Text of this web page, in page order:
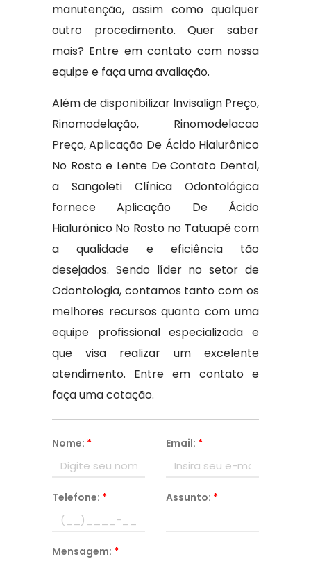
manutenção, assim como qualquer
outro procedimento. Quer saber
mais? Entre em contato com nossa
equipe e faça uma avaliação.
Além de disponibilizar Invisalign Preço,
Rinomodelação, Rinomodelacao
Preço, Aplicação De Ácido Hialurônico
No Rosto e Lente De Contato Dental,
a Sangoleti Clínica Odontológica
fornece Aplicação De Ácido
Hialurônico No Rosto no Tatuapé com
a qualidade e eficiência tão
desejados. Sendo líder no setor de
Odontologia, contamos tanto com os
melhores recursos quanto com uma
equipe profissional especializada e
que visa realizar um excelente
atendimento. Entre em contato e
faça uma cotação.
Nome: * Email: *
Telefone: * Assunto: *
Mensagem: *